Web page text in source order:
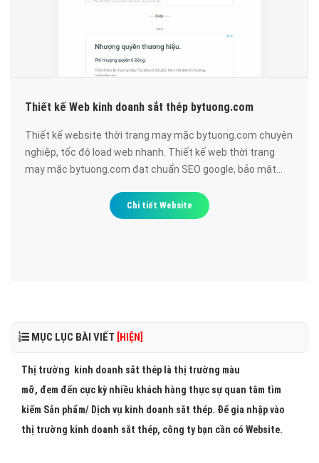
Thiết kế Web kinh doanh sắt thép bytuong.com
Thiết kế website thời trang may mặc bytuong.com chuyên
nghiệp, tốc độ load web nhanh. Thiết kế web thời trang
may mặc bytuong.com đạt chuẩn SEO google, bảo mật
Chi tiết Website
MỤC LỤC BÀI VIẾT [HIỆN]
Thị trường kinh doanh sắt thép là thị trường màu
mỡ, đem đến cực kỳ nhiều khách hàng thực sự quan tâm tìm
kiếm Sản phẩm/ Dịch vụ kinh doanh sắt thép. Để gia nhập vào
thị trường kinh doanh sắt thép, công ty bạn cần có Website.